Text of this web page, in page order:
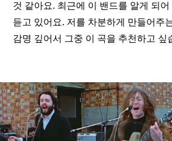
것 같아요. 최근에 이 밴드를 알게 되
듣고 있어요. 저를 차분하게 만들어주
감명 깊어서 그중 이 곡을 추천하고 싶